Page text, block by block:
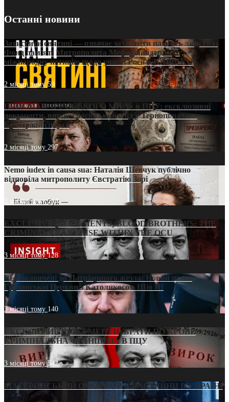
Останні новини
Захистити святині — означає захистити пам’ять людства:
Фонд пам’яті Митрополита Мефодія підтримує
міжнародну петицію щодо участі Росії в ЮНЕСКО
2 місяці тому59
ПРИСМАК «РУССЬКОГО МІРА» в ПЦУ: ексклюзивні
документи, вирок і російський слід у Тернопільсько-
Бучацькій єпархії
2 місяці тому 297
Nemo iudex in causa sua: Наталія Шевчук публічно
відповіла митрополиту Євстратію Зорі
3 місяці тому214
EXCLUSIVE (DOCUMENTS)/BLOOD BROTHERS: THE
CRIMINAL FRANCHISE WITHIN THE OCU
3 місяці тому128
Від віолончелі до Патріаршого жезла: Новий шлях
Грузинської Церкви з Католикосом Шіо III
3 місяці тому 140
ЕКСКЛЮЗИВ (ДОКУМЕНТИ)/БРАТИ ПО КРОВІ:
КРИМІНАЛЬНА ФРАНШИЗА В ПЦУ
3 місяці тому542
МАТЕРИНСЬКИЙ ОМОРФОР В ЧАС ВІЙНИ В УКРАЇНІ